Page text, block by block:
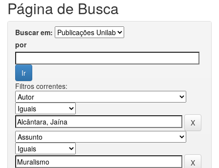
Página de Busca
Buscar em:
por
Filtros correntes: